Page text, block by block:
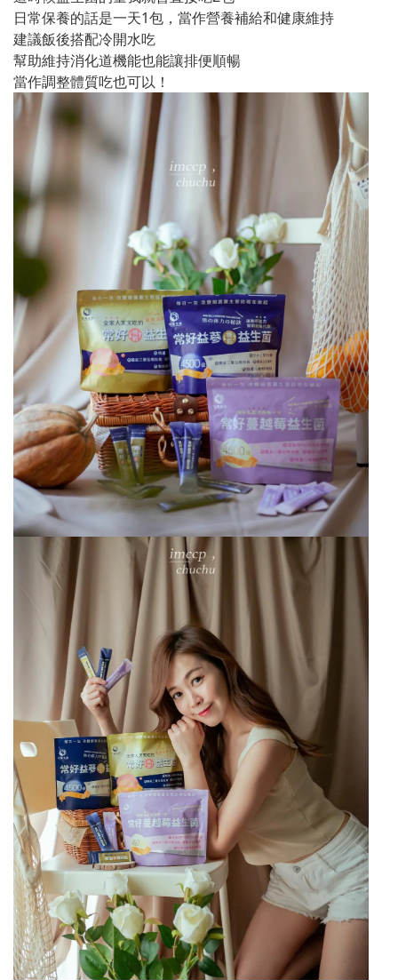
日常保養的話是一天1包，當作營養補給和健康維持
建議飯後搭配冷開水吃
幫助維持消化道機能也能讓排便順暢
當作調整體質吃也可以！